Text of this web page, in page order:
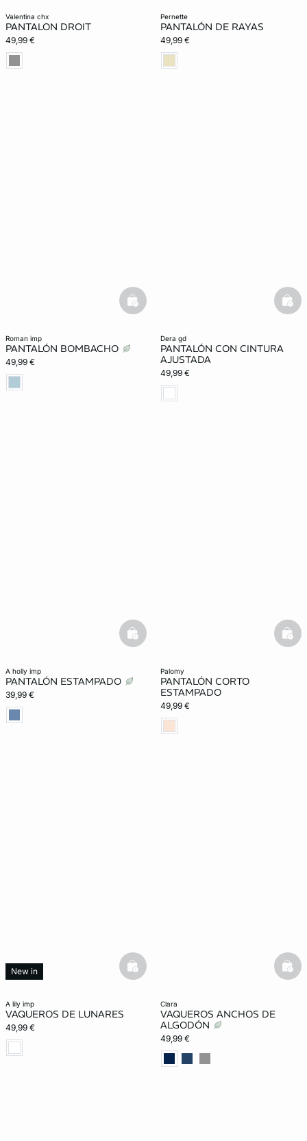
valentina chx
PANTALON DROIT
49,99 €
pernette
PANTALÓN DE RAYAS
49,99 €
roman imp
PANTALÓN BOMBACHO
49,99 €
basketfull
dera gd
PANTALÓN CON CINTURA
AJUSTADA
49,99 €
a holly imp
PANTALÓN ESTAMPADO
39,99 €
basketfull
palomy
PANTALÓN CORTO
ESTAMPADO
49,99 €
a lily imp
VAQUEROS DE LUNARES
49,99 €
New in basketfull
clara
VAQUEROS ANCHOS DE
ALGODÓN
49,99 €